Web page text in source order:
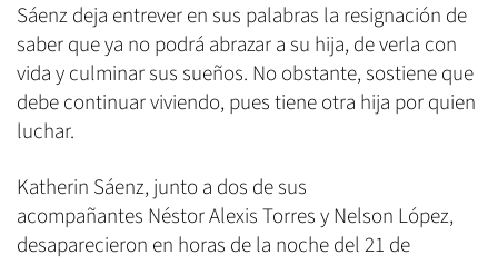
Sáenz deja entrever en sus palabras la resignación de
saber que ya no podrá abrazar a su hija, de verla con
vida y culminar sus sueños. No obstante, sostiene que
debe continuar viviendo, pues tiene otra hija por quien
luchar.
Katherin Sáenz, junto a dos de sus
acompañantes Néstor Alexis Torres y Nelson López,
desaparecieron en horas de la noche del 21 de